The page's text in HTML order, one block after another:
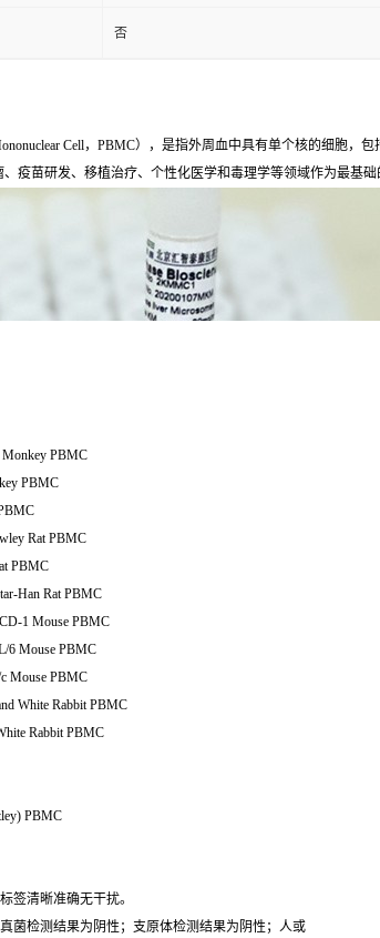
否
Cell，PBMC），是指外周血中具有单个核的细胞
疫苗研发、移植治疗、个性化医学和毒理学等领域作为最基础
PBMC
PBMC
Rat PBMC
PBMC
Han Rat PBMC
1 Mouse PBMC
6 Mouse PBMC
Mouse PBMC
White Rabbit PBMC
Rabbit PBMC
PBMC
签清晰准确无干扰。
菌检测结果为阴性；支原体检测结果为阴性；人或